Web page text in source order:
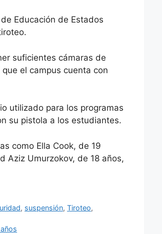
Educación de Estados
suficientes cámaras de
el campus cuenta con
utilizado para los programas
su pistola a los estudiantes.
como Ella Cook, de 19
Aziz Umurzokov, de 18 años,
, suspensión,Tiroteo,